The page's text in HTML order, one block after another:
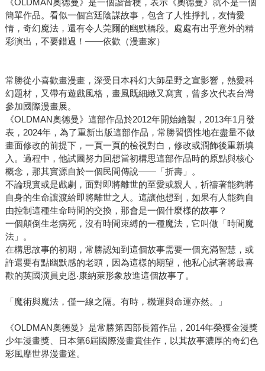
《OLDMAN奧德曼》是一個諧音梗，表示《奧德曼》就不是一個
簡單作品。看似一個宮廷陰謀故事，包含了人性掙扎，友情愛
情，奇幻魔法，還有令人莞爾的幽默橋段。處處有出乎意外的精
彩演出，不要錯過！――依歡（漫畫家）
常勝從小喜歡畫漫畫，深受日本科幻大師星野之宣影響，熱愛科
幻題材，又帶有遊戲風格，畫風既細緻又寫實，曾多次代表台灣
參加國際漫畫展。
《OLDMAN奧德曼》這部作品於2012年開始繪製，2013年1月發
表，2024年，為了重新出版這部作品，常勝習慣性地在盡量不做
畫面修改的前提下，一頁一頁的檢視對白，修改或潤飾後重新填
入。過程中，他試圖努力回想當初構思這部作品時的原點與核心
概念，那其實源自於一個民間傳說——「折壽」。
不論現實或是戲劇，面對即將離世的至愛或親人，祈禱著能夠將
自身的生命讓渡給即將離世之人。這讓他想到，如果有人能夠自
由控制這種生命時間的交換，那會是一個什麼樣的故事？
一個顛倒生老病死，沒有時間束縛的一種魔法，它叫做「時間魔
法」。
在構思故事的初期，常勝認知到這個故事需要一個充滿智慧，或
許還要有點幽默感的老頭，因為這樣的期望，他私心試著將最喜
歡的英國演員史恩‧康納萊形象放進這個故事了。
「魔術與魔法，僅一線之隔。有時，機運與命運亦然。」
《OLDMAN奧德曼》是常勝第四部長篇作品，2014年榮獲金漫獎
少年漫畫獎、日本第6屆國際漫畫賞佳作，以其故事濃厚的奇幻色
彩風靡世界漫畫迷。